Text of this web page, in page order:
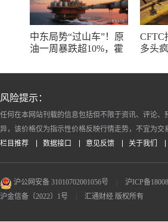
中东局势“过山车”！原
油一周暴跌超10%，霍
变数
CFTC
多头
风险提示：
任何在本网站刊载的信息包括但不限于资讯、评论
异，该价格仅为指示性价格反映行情走势，不宜为
栏目推荐
数据接口 意见反馈 关于我们
沪公网安备 31010702001056号 沪ICP备
沪金信备〔2022〕1号
汇通财经 版权所有